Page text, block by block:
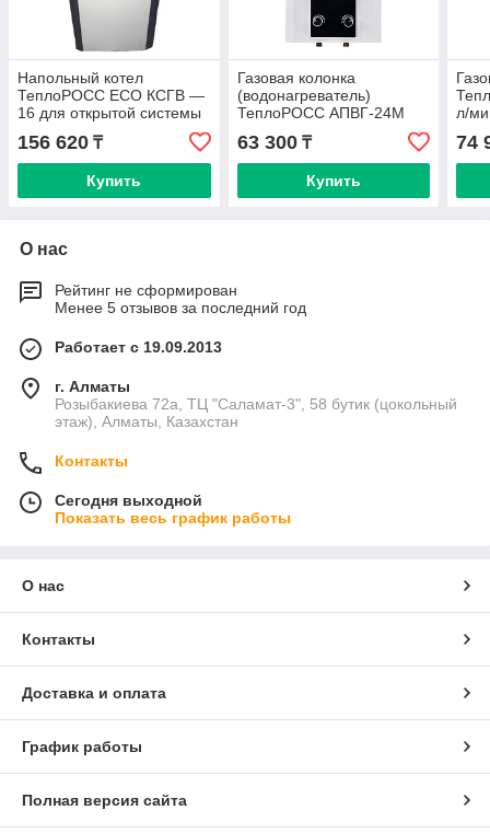
Напольный котел
ТеплоРОСС ECO КСГВ —
16 для открытой системы
156 620 ₸
Купить
Газовая колонка
(водонагреватель)
ТеплоРОСС АПВГ-24М
63 300₸
Купить
л/
74
О нас
Рейтинг не сформирован
Менее 5 отзывов за последний год
Работает с 19.09.2013
г. Алматы
Розыбакиева 72а, ТЦ "Саламат-3", 58 бутик (цокольный
этаж), Алматы, Казахстан
Контакты
Сегодня выходной
Показать весь график работы
О нас
Контакты
Доставка и оплата
График работы
Полная версия сайта